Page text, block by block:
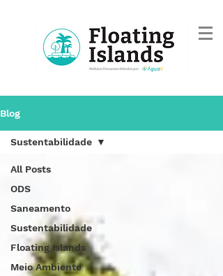
Blog
All Posts
ODS
Saneamento
Sustentabilidade
Floating Islands
Meio Ambiente
Sustentabilidade